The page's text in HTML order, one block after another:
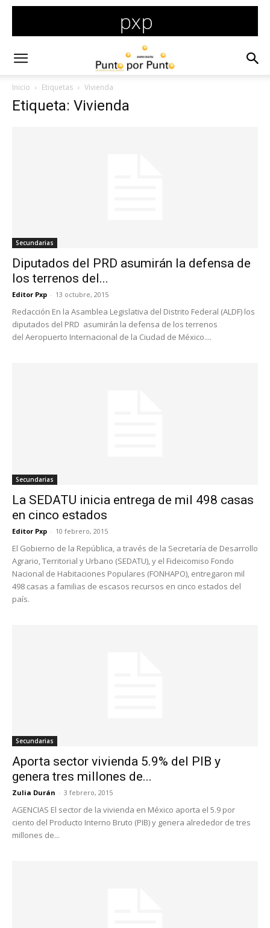
Inicio Etiquetas Vivienda
Etiqueta: Vivienda
Secundarias
Diputados del PRD asumirán la defensa de
los terrenos del...
Editor Pxp - 13 octubre, 2015
Redacción En la Asamblea Legislativa del Distrito Federal (ALDF) los
diputados del PRD asumirán la defensa de los terrenos
del Aeropuerto Internacional de la Ciudad de México....
Secundarias
La SEDATU inicia entrega de mil 498 casas
en cinco estados
Editor Pxp - 10 febrero, 2015
El Gobierno de la República, a través de la Secretaría de Desarrollo
Agrario, Territorial y Urbano (SEDATU), y el Fideicomiso Fondo
Nacional de Habitaciones Populares (FONHAPO), entregaron mil
498 casas a familias de escasos recursos en cinco estados del
país.
Secundarias
Aporta sector vivienda 5.9% del PIB y
genera tres millones de...
Zulia Durán - 3 febrero, 2015
AGENCIAS El sector de la vivienda en México aporta el 5.9 por
ciento del Producto Interno Bruto (PIB) y genera alrededor de tres
millones de...